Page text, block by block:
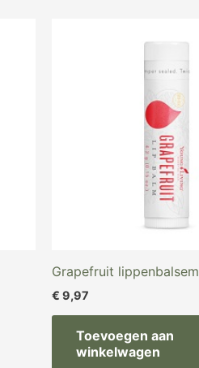
Grapefruit lippenbalsem
€ 9,97
Toevoegen aan
winkelwagen